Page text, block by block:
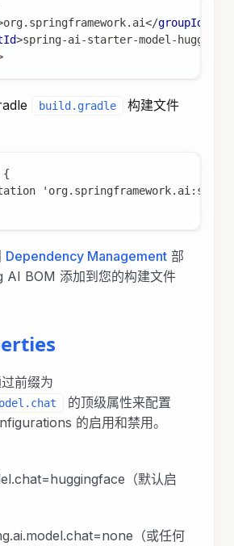
org.springframework.ai</groupId
>spring-ai-starter-model-
build.gradle
构建文件
{
Dependency Management 部
AI BOM 添加到您的构建文件
前缀为
的顶级属性来配置
的启用和禁用。
（默认启
（或任何